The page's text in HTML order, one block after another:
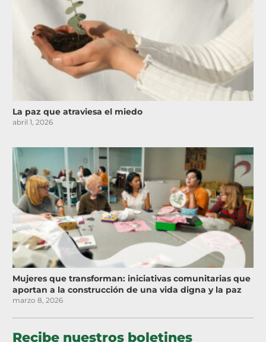
La paz que atraviesa el miedo
abril 1, 2026
Mujeres que transforman: iniciativas comunitarias que
aportan a la construcción de una vida digna y la paz
marzo 8, 2026
Recibe nuestros boletines